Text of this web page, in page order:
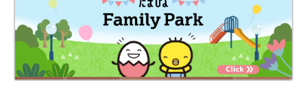
本の世界を通して子どもとコミュニケーションをとれたことが楽
しかったです。息子の月齢や興味に合わせて絵本を選ぶこともま
た幸せな時間でした。
0才のときは、寝不足がストレスでした‼